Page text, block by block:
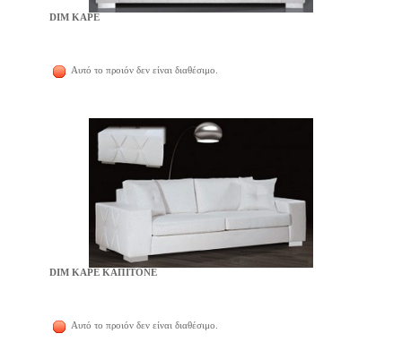
DIM ΚΑΡΕ
Αυτό το προιόν δεν είναι διαθέσιμο.
DIM ΚΑΡΕ ΚΑΠΙΤΟΝΕ
Αυτό το προιόν δεν είναι διαθέσιμο.